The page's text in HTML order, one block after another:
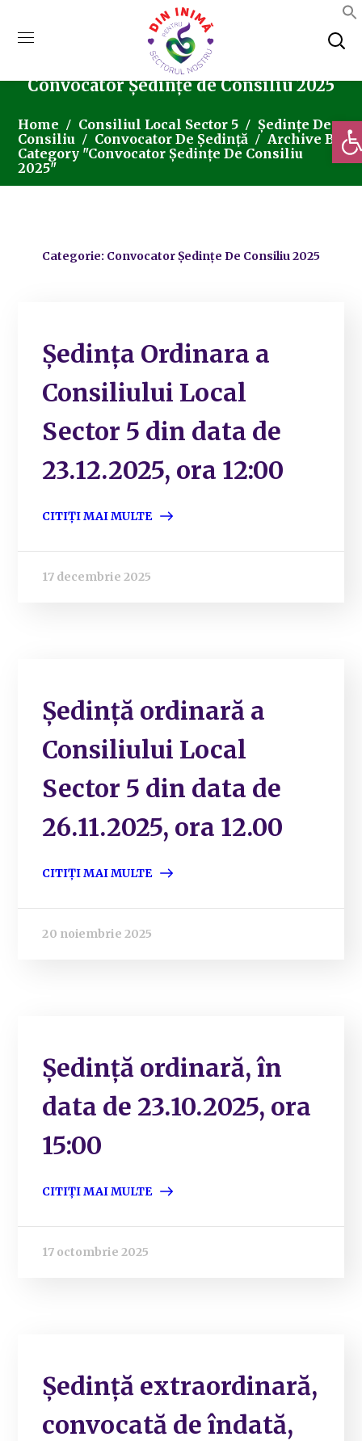
Convocator Ședințe de Consiliu 2025
Home Consiliul Local Sector 5
Ședințe De
Consiliu
Convocator De Ședință
Archive By
Category "Convocator Ședințe De Consiliu
2025"
Categorie: Convocator Ședințe De Consiliu 2025
Ședința Ordinara a
Consiliului Local
Sector 5 din data de
23.12.2025, ora 12:00
CITIȚI MAI MULTE
17 decembrie 2025
Ședință ordinară a
Consiliului Local
Sector 5 din data de
26.11.2025, ora 12.00
CITIȚI MAI MULTE
20 noiembrie 2025
Ședință ordinară, în
data de 23.10.2025, ora
15:00
CITIȚI MAI MULTE
17 octombrie 2025
Ședință extraordinară,
convocată de îndată,